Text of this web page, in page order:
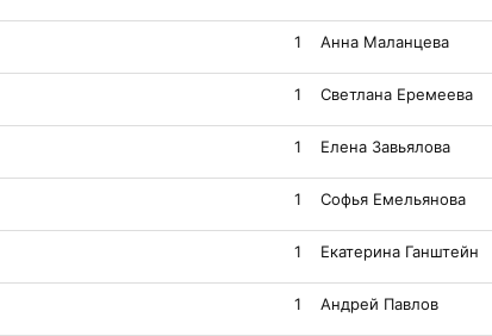
1 Анна Маланцева
1 Светлана Еремеева
1 Елена Завьялова
1 Софья Емельянова
1 Екатерина Ганштейн
1 Андрей Павлов